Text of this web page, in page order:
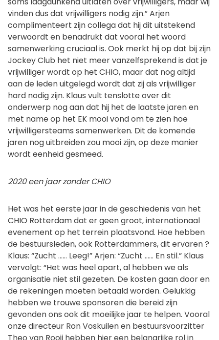
vinden dus dat vrijwilligers nodig zijn.” Arjen
complimenteert zijn collega dat hij dit uitstekend
verwoordt en benadrukt dat vooral het woord
samenwerking cruciaal is. Ook merkt hij op dat bij zijn
Jockey Club het niet meer vanzelfsprekend is dat je
vrijwilliger wordt op het CHIO, maar dat nog altijd
aan de leden uitgelegd wordt dat zij als vrijwilliger
hard nodig zijn. Klaus vult tenslotte over dit
onderwerp nog aan dat hij het de laatste jaren en
met name op het EK mooi vond om te zien hoe
vrijwilligersteams samenwerken. Dit de komende
jaren nog uitbreiden zou mooi zijn, op deze manier
wordt eenheid gesmeed.
2020 een jaar zonder CHIO
Het was het eerste jaar in de geschiedenis van het
CHIO Rotterdam dat er geen groot, internationaal
evenement op het terrein plaatsvond. Hoe hebben
de bestuursleden, ook Rotterdammers, dit ervaren ?
Klaus: “Zucht …… Leeg!” Arjen: “Zucht …… En stil.” Klaus
vervolgt: “Het was heel apart, al hebben we als
organisatie niet stil gezeten. De kosten gaan door en
de rekeningen moeten betaald worden. Gelukkig
hebben we trouwe sponsoren die bereid zijn
gevonden ons ook dit moeilijke jaar te helpen. Vooral
onze directeur Ron Voskuilen en bestuursvoorzitter
Theo van Rooij hebben hier een belangrijke rol in